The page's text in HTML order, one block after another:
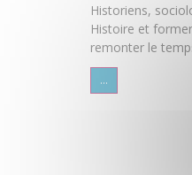
Historiens,
Histoire et
remonter le
...